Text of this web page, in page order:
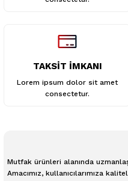
TAKSİT İMKANI
Lorem ipsum dolor sit amet
consectetur.
Mutfak ürünleri alanında
Amacımız, kullanıcılarımıza